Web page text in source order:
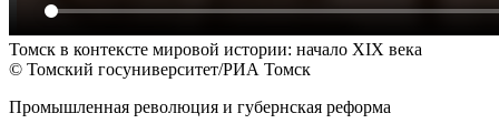
Томск в контексте мировой истории: начало XIХ века
© Томский госуниверситет/РИА Томск
Промышленная революция и губернская реформа